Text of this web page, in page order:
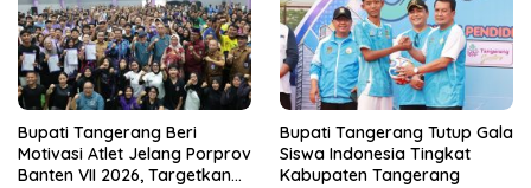
Bupati Tangerang Beri
Motivasi Atlet Jelang Porprov
Banten VII 2026, Targetkan
Bupati Tangerang Tutup Gala
Siswa Indonesia Tingkat
Kabupaten Tangerang